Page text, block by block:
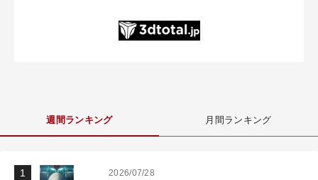
週間ランキング 月間ランキング
2026/07/28